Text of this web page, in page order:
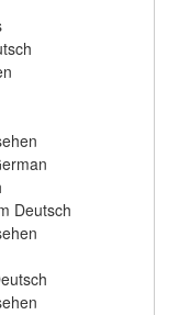
Deutsch